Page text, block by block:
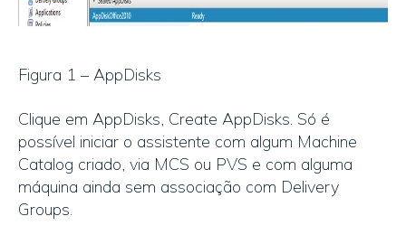
Figura 1 – AppDisks
Clique em AppDisks, Create AppDisks. Só é
possível iniciar o assistente com algum Machine
Catalog criado, via MCS ou PVS e com alguma
máquina ainda sem associação com Delivery
Groups.